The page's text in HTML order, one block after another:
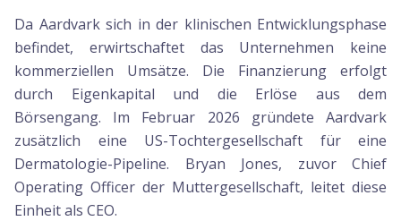
Da Aardvark sich in der klinischen Entwicklungsphase
befindet, erwirtschaftet das Unternehmen keine
kommerziellen Umsätze. Die Finanzierung erfolgt
durch Eigenkapital und die Erlöse aus dem
Börsengang. Im Februar 2026 gründete Aardvark
zusätzlich eine US-Tochtergesellschaft für eine
Dermatologie-Pipeline. Bryan Jones, zuvor Chief
Operating Officer der Muttergesellschaft, leitet diese
Einheit als CEO.